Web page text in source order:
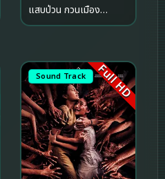
แสบป่วน กวนเมือง
(2002)
Sound Track Full HD